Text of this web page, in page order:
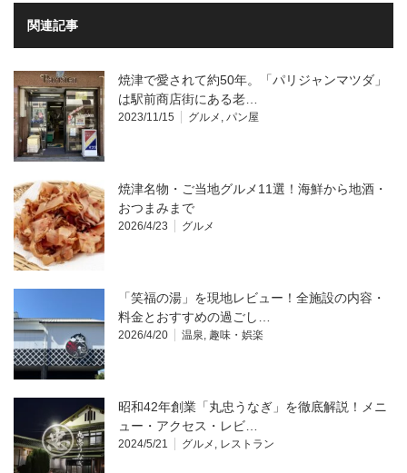
関連記事
焼津で愛されて約50年。「パリジャンマツダ」
は駅前商店街にある老…
2023/11/15 グルメ , パン屋
焼津名物・ご当地グルメ11選！海鮮から地酒・
おつまみまで
2026/4/23 グルメ
「笑福の湯」を現地レビュー！全施設の内容・
料金とおすすめの過ごし…
2026/4/20 温泉, 趣味・娯楽
昭和42年創業「丸忠うなぎ」を徹底解説！メニ
ュー・アクセス・レビ…
2024/5/21 グルメ , レストラン